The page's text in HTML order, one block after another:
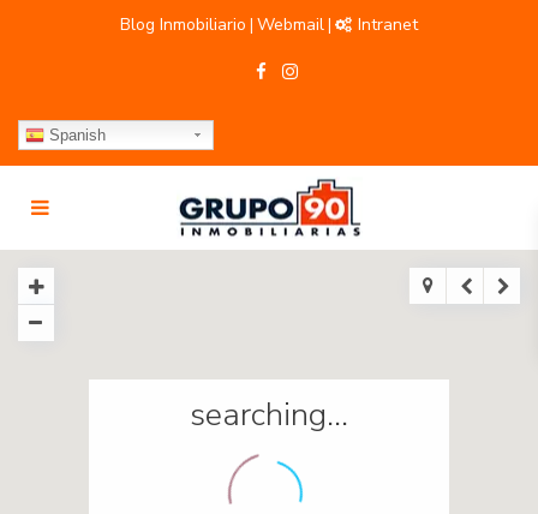
Blog Inmobiliario | Webmail| Intranet
Spanish
searching...